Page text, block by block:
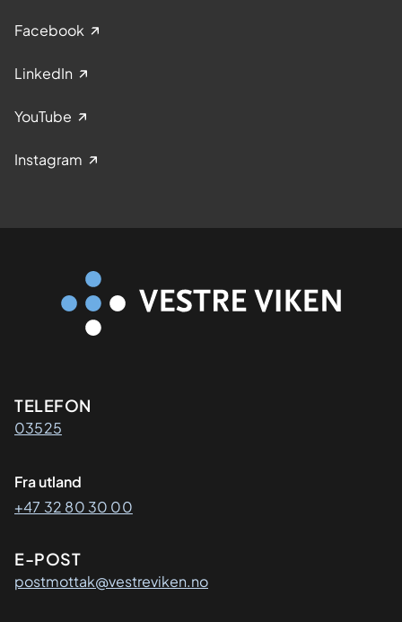
Facebook
LinkedIn
YouTube
Instagram
Kontaktinformasjon
TELEFON
03525
Fra utland
+47 32 80 30 00
E-POST
postmottak@vestreviken.no